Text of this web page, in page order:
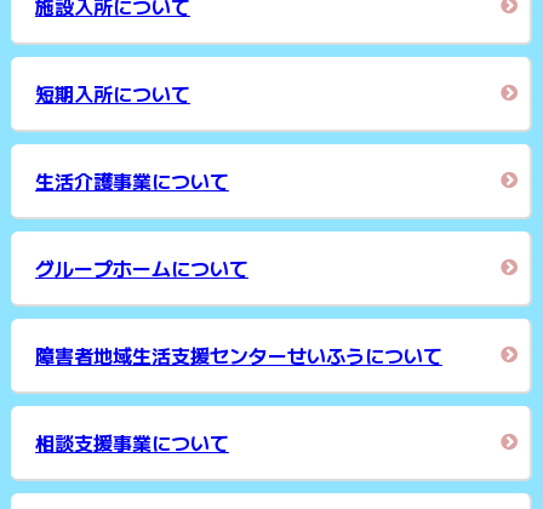
施設入所について
短期入所について
生活介護事業について
グループホームについて
障害者地域生活支援センターせいふうについて
相談支援事業について